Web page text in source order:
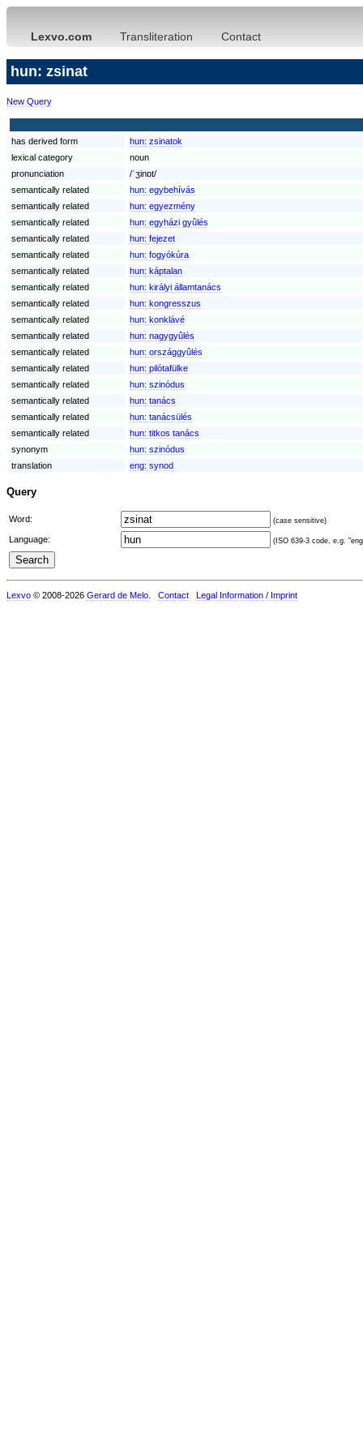
Lexvo.com Transliteration Contact
hun: zsinat
New Query
has derived form hun: zsinatok
lexical category
noun
pronunciation
/ˈʒinɒt/
semantically related
hun: egybehívás
semantically related
hun: egyezmény
semantically related
hun: egyházi gyûlés
semantically related
hun: fejezet
semantically related
hun: fogyókúra
semantically related
hun: káptalan
semantically related
hun: királyi államtanács
semantically related
hun: kongresszus
semantically related
hun: konklávé
semantically related
hun: nagygyûlés
semantically related
hun: országgyûlés
semantically related
hun: pilótafülke
semantically related
hun: szinódus
semantically related
hun: tanács
semantically related
hun: tanácsülés
semantically related
hun: titkos tanács
synonym
hun: szinódus
translation
eng: synod
Query
Word: (case sensitive)
Language: (ISO 639-3 code, e.g.
Lexvo © 2008-2026 Gerard de Melo Contact Legal Information / Imprint